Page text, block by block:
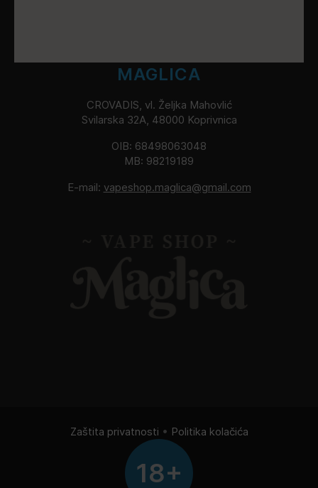
MAGLICA
CROVADIS, vl. Željka Mahovlić
Svilarska 32A, 48000 Koprivnica
OIB: 68498063048
MB: 98219189
E-mail: vapeshop.maglica@gmail.com
Zaštita privatnosti • Politika kolačića
18+